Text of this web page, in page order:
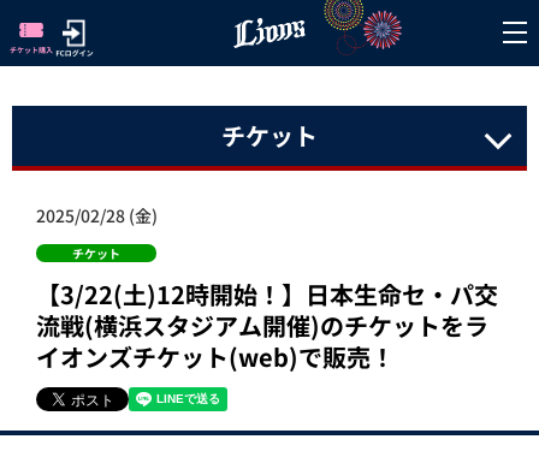
チケット
2025/02/28 (金)
チケット
【3/22(土)12時開始！】日本生命セ・パ交
流戦(横浜スタジアム開催)のチケットをラ
イオンズチケット(web)で販売！